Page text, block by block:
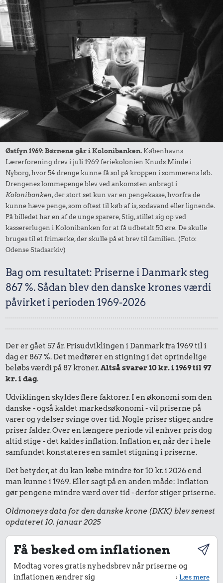
Østfyn 1969: Børnene går i Kolonibanken. Københavns
Lærerforening drev i juli 1969 feriekolonien Knuds Minde i
Nyborg, hvor 54 drenge kunne få sol på kroppen i sommerens løb.
Drengenes lommepenge blev ved ankomsten anbragt i
Kolonibanken, der stort set kun var en pengekasse, hvorfra de
kunne hæve penge, som oftest til køb af is, sodavand eller lignende.
På billedet har en af de unge sparere, Stig, stillet sig op ved
kassererlugen i Kolonibanken for at få udbetalt 50 øre. De skulle
bruges til et frimærke, der skulle på et brev til familien. (Foto:
Odense Stadsarkiv)
Bag om resultatet: Priserne i Danmark steg
867 %. Sådan blev den danske krones værdi
påvirket i perioden 1969-2026
Der er gået 57 år. Prisudviklingen i Danmark fra 1969 til i
dag er 867 %. Det medfører en stigning i det oprindelige
beløbs værdi på 87 kroner.Altså svarer 10 kr. i 1969 til 97
kr. i dag.
Udviklingen skyldes flere faktorer. I en økonomi som den
danske - også kaldet markedsøkonomi - vil priserne på
varer og ydelser svinge over tid. Nogle priser stiger, andre
priser falder. Over en længere periode vil enhver pris dog
altid stige - det kaldes inflation. Inflation er, når der i hele
samfundet konstateres en samlet stigning i priserne.
Det betyder, at du kan købe mindre for 10 kr. i 2026 end
man kunne i 1969. Eller sagt på en anden måde: Inflation
gør pengene mindre værd over tid - derfor stiger priserne.
Oldmoneys data for den danske krone (DKK) blev senest
opdateret 10. januar 2025
Få besked om inflationen
Modtag vores gratis nyhedsbrev når priserne og
inflationen ændrer sig
›Læs mere